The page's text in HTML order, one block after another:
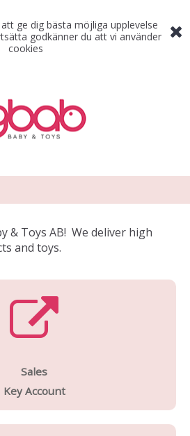
ge dig bästa möjliga upplevelse
godkänner du att vi använder
cookies
& Toys AB! We deliver high
and toys.
Sales
Key Account